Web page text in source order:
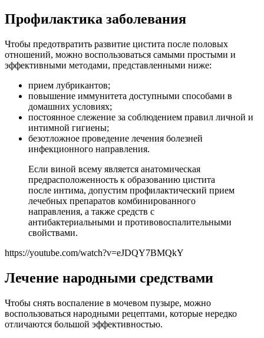
Профилактика заболевания
Чтобы предотвратить развитие цистита после половых
отношений, можно воспользоваться самыми простыми и
эффективными методами, представленными ниже:
прием лубрикантов;
повышение иммунитета доступными способами в
домашних условиях;
постоянное слежение за соблюдением правил личной и
интимной гигиены;
безотложное проведение лечения болезней
инфекционного направления.
Если виной всему является анатомическая
предрасположенность к образованию цистита
после интима, допустим профилактический прием
лечебных препаратов комбинированного
направления, а также средств с
антибактериальными и противовоспалительными
свойствами.
https://youtube.com/watch?v=eJDQY7BMQkY
Лечение народными средствами
Чтобы снять воспаление в мочевом пузыре, можно
воспользоваться народными рецептами, которые нередко
отличаются большой эффективностью.